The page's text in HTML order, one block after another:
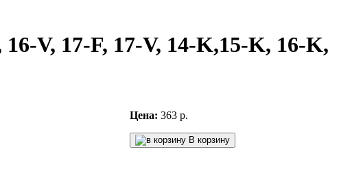
V, 17-F, 17-V, 14-K,15-K, 16-K,
Цена: 363 р.
В корзину